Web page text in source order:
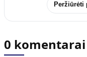
Peržiūrėti
0 komentarai